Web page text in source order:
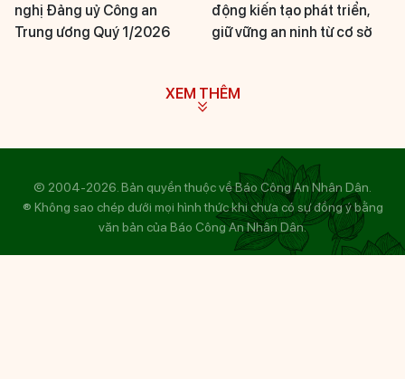
nghị Đảng uỷ Công an
Trung ương Quý 1/2026
động kiến tạo phát triển,
giữ vững an ninh từ cơ sở
XEM THÊM
© 2004-2026. Bản quyền thuộc về Báo Công An Nhân Dân.
® Không sao chép dưới mọi hình thức khi chưa có sự đồng ý bằng
văn bản của Báo Công An Nhân Dân.